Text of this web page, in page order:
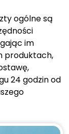
ogólne są
im
produktach,
24 godzin od